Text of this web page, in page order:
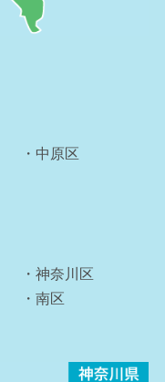
・中原区
・神奈川区
・南区